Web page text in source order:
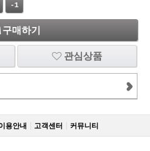
-1
구매하기
관심상품
용안내 고객센터 커뮤니티